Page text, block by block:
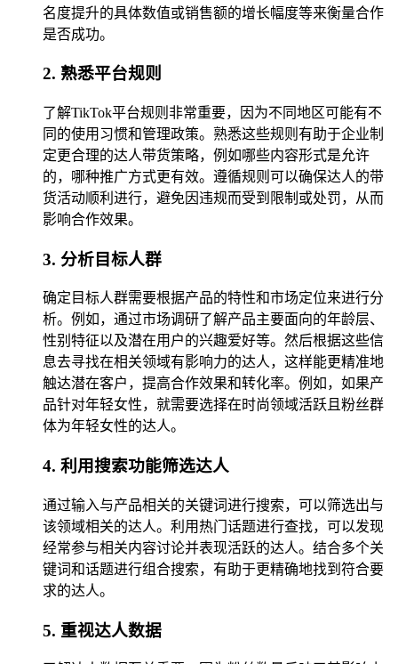
名度提升的具体数值或销售额的增长幅度等来衡量合作
是否成功。
2. 熟悉平台规则
了解TikTok平台规则非常重要，因为不同地区可能有不
同的使用习惯和管理政策。熟悉这些规则有助于企业制
定更合理的达人带货策略，例如哪些内容形式是允许
的，哪种推广方式更有效。遵循规则可以确保达人的带
货活动顺利进行，避免因违规而受到限制或处罚，从而
影响合作效果。
3. 分析目标人群
确定目标人群需要根据产品的特性和市场定位来进行分
析。例如，通过市场调研了解产品主要面向的年龄层、
性别特征以及潜在用户的兴趣爱好等。然后根据这些信
息去寻找在相关领域有影响力的达人，这样能更精准地
触达潜在客户，提高合作效果和转化率。例如，如果产
品针对年轻女性，就需要选择在时尚领域活跃且粉丝群
体为年轻女性的达人。
4. 利用搜索功能筛选达人
通过输入与产品相关的关键词进行搜索，可以筛选出与
该领域相关的达人。利用热门话题进行查找，可以发现
经常参与相关内容讨论并表现活跃的达人。结合多个关
键词和话题进行组合搜索，有助于更精确地找到符合要
求的达人。
5. 重视达人数据